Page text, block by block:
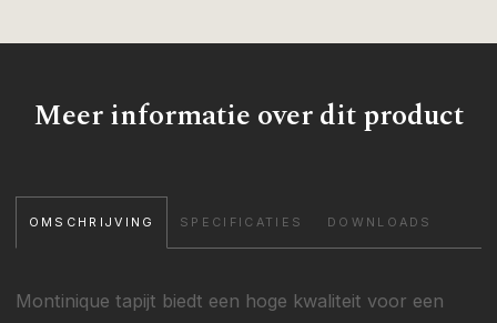
Meer informatie over dit product
OMSCHRIJVING SPECIFICATIES DOWNLOADS
Montinique tapijt biedt een hoge kwaliteit voor een